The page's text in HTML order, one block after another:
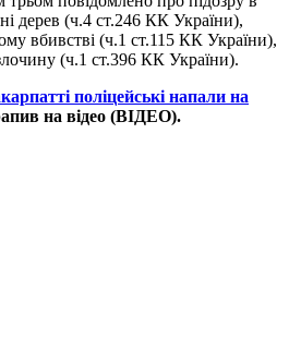
дерев (ч.4 ст.246 КК України),
вбивстві (ч.1 ст.115 КК України),
(ч.1 ст.396 КК України).
поліцейські напали на
на відео (ВІДЕО).